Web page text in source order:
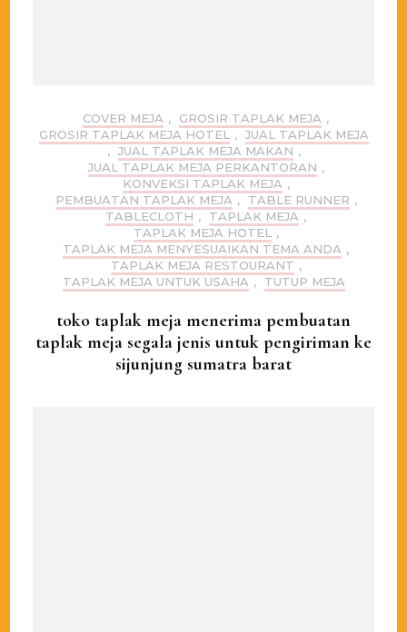
COVER MEJA , GROSIR TAPLAK MEJA ,
GROSIR TAPLAK MEJA HOTEL
, JUAL TAPLAK MEJA
, JUAL TAPLAK MEJA MAKAN ,
JUAL TAPLAK MEJA PERKANTORAN ,
KONVEKSI TAPLAK MEJA ,
PEMBUATAN TAPLAK MEJA , TABLE RUNNER ,
TABLECLOTH , TAPLAK MEJA ,
TAPLAK MEJA HOTEL
,
TAPLAK MEJA MENYESUAIKAN TEMA ANDA ,
TAPLAK MEJA RESTOURANT ,
TAPLAK MEJA UNTUK USAHA , TUTUP MEJA
toko taplak meja menerima pembuatan
taplak meja segala jenis untuk pengiriman ke
sijunjung sumatra barat